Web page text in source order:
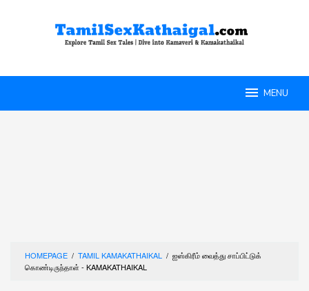
MENU
HOMEPAGE / TAMIL KAMAKATHAIKAL / ஐஸ்கிரீம் வைத்து சாப்பிட்டுக்
கொண்டிருந்தாள் - KAMAKATHAIKAL